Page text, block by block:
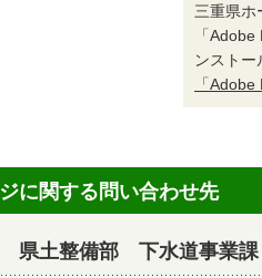
三重県ホ
「
ンストー
「
に関する問い合わせ先
県土整備部 下水道事業